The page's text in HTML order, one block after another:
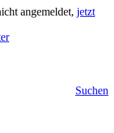
angemeldet, jetzt
Suchen